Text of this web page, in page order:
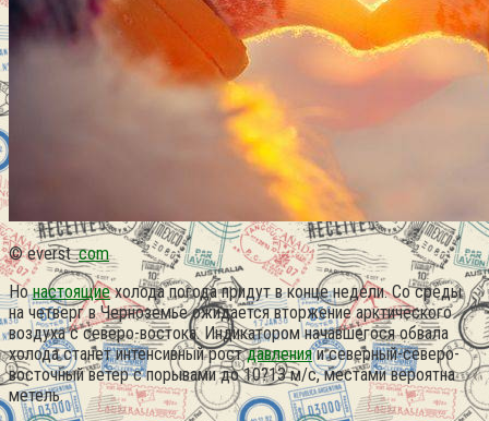
© everst .com
Нонастоящиехолода погода придут в конце недели. Со среды
на четверг в Черноземье ожидается вторжение арктического
воздуха с северо-востока. Индикатором начавшегося обвала
холода станет интенсивный ростдавленияи северный-северо-
восточный ветер с порывами до 10?13 м/с, местами вероятна
метель.